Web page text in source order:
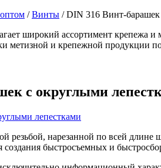
/Винты /DIN 316 Винт-барашек
широкий ассортимент крепежа и
метизной и крепежной продукции
с округлыми
резьбой, нарезанной по всей
создания быстросъемных и